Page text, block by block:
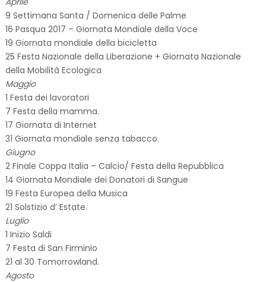
9 Settimana Santa / Domenica delle Palme
16 Pasqua 2017 – Giornata Mondiale della Voce
19 Giornata mondiale della bicicletta
25 Festa Nazionale della Liberazione + Giornata Nazionale
della Mobilità Ecologica
Maggio
1 Festa dei lavoratori
7 Festa della mamma.
17 Giornata di Internet
31 Giornata mondiale senza tabacco.
Giugno
2 Finale Coppa Italia – Calcio/ Festa della Repubblica
14 Giornata Mondiale dei Donatori di Sangue
19 Festa Europea della Musica
21 Solstizio d’ Estate.
Luglio
1 Inizio Saldi
7 Festa di San Firminio
21 al 30 Tomorrowland.
Agosto